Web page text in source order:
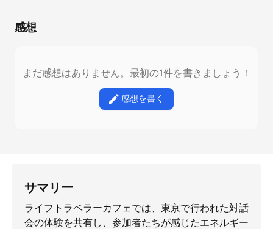
感想
まだ感想はありません。最初の1件を書きましょう！
感想を書く
サマリー
ライフトラベラーカフェでは、東京で行われた対話
会の体験を共有し、参加者たちが感じたエネルギー